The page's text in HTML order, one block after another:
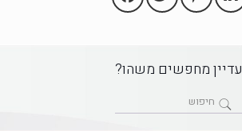
עדיין מחפשים משהו?